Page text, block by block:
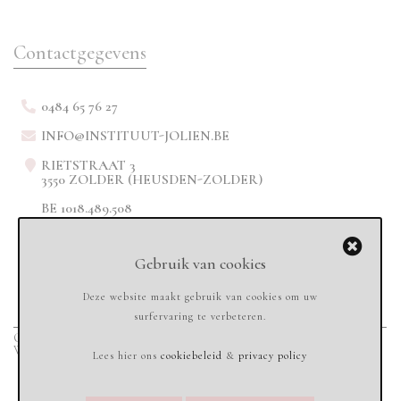
Contactgegevens
0484 65 76 27
INFO@INSTITUUT-JOLIEN.BE
RIETSTRAAT 3
3550 ZOLDER (HEUSDEN-ZOLDER)
BE 1018.489.508
Copyright © 2020
Webdesign & Marketing
Gebruik van cookies
Deze website maakt gebruik van cookies om uw
surfervaring te verbeteren.
Lees hier ons cookiebeleid & privacy policy